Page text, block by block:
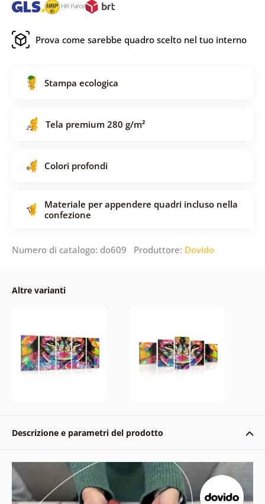
Prova come sarebbe quadro scelto nel tuo interno
Stampa ecologica
Tela premium 280 g/m²
Colori profondi
Materiale per appendere quadri incluso nella
confezione
Numero di catalogo: do609 Produttore: Dovido
Altre varianti
Descrizione e parametri del prodotto